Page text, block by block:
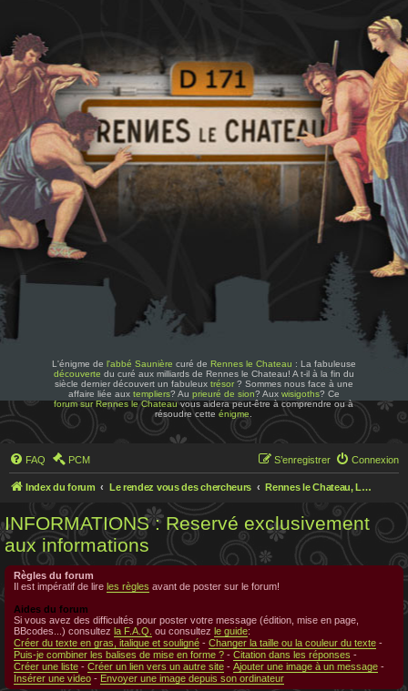
L'énigme de l'abbé Saunière curé de Rennes le Chateau : La fabuleuse
découverte du curé aux milliards de Rennes le Chateau! A t-il à la fin du
siècle dernier découvert un fabuleux trésor? Sommes nous face à une
affaire liée aux templiers? Au prieuré de sion? Aux wisigoths? Ce
forum sur Rennes le Chateauvous aidera peut-être à comprendre ou à
résoudre cetteénigme
FAQ PCM Connexion
S’enregistrer
Index du forum Le rendez vous des chercheurs Rennes le Chateau, Le rendez-vous des chercheurs
INFORMATIONS : Reservé exclusivement
aux informations
Règles du forum
Il est impératif de lire les règles avant de poster sur le forum!
Aides du forum
Si vous avez des difficultés pour poster votre message (édition, mise en page,
BBcodes...) consultez la F.A.Q. ou consultez le guide:
Créer du texte en gras, italique et souligné - Changer la taille ou la couleur du texte -
Puis-je combiner les balises de mise en forme ? - Citation dans les réponses -
Créer une liste - Créer un lien vers un autre site - Ajouter une image à un message -
Insérer une video - Envoyer une image depuis son ordinateur